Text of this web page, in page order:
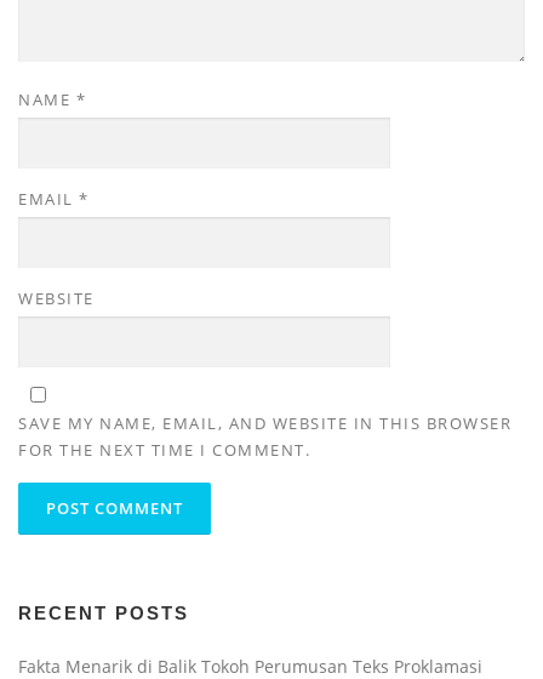
NAME *
EMAIL *
WEBSITE
SAVE MY NAME, EMAIL, AND WEBSITE IN THIS BROWSER
FOR THE NEXT TIME I COMMENT.
RECENT POSTS
Fakta Menarik di Balik Tokoh Perumusan Teks Proklamasi